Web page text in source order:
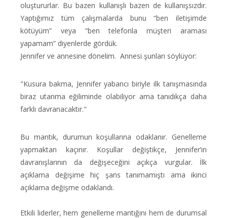
oluştururlar. Bu bazen kullanışlı bazen de kullanışsızdır.
Yaptığımız tüm çalışmalarda bunu “ben iletişimde
kötüyüm” veya “ben telefonla müşteri araması
yapamam” diyenlerde gördük.
Jennifer ve annesine dönelim. Annesi şunları söylüyor:
"Kusura bakma, Jennifer yabancı biriyle ilk tanışmasında
biraz utanma eğiliminde olabiliyor ama tanıdıkça daha
farklı davranacaktır."
Bu mantık, durumun koşullarına odaklanır. Genelleme
yapmaktan kaçınır. Koşullar değiştikçe, Jennifer’ın
davranışlarının da değişeceğini açıkça vurgular. İlk
açıklama değişime hiç şans tanımamıştı ama ikinci
açıklama değişme odaklandı.
Etkili liderler, hem genelleme mantığını hem de durumsal